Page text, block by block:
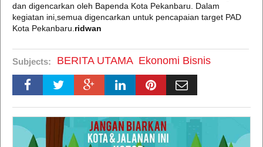
dan digencarkan oleh Bapenda Kota Pekanbaru. Dalam
kegiatan ini,semua digencarkan untuk pencapaian target PAD
Kota Pekanbaru. ridwan
Subjects: BERITA UTAMA Ekonomi Bisnis